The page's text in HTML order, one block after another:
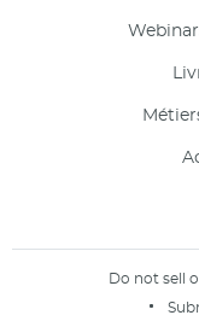
Do not sell